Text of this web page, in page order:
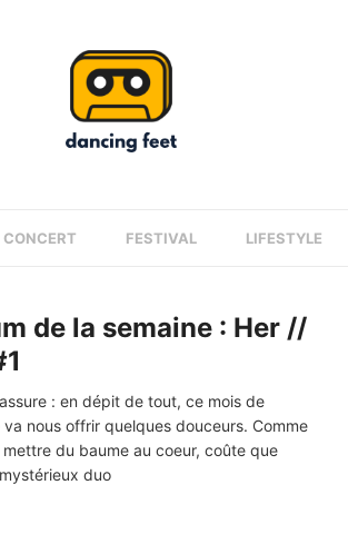
CONCERT FESTIVAL LIFESTYLE
de la semaine : Her //
: en dépit de tout, ce mois de
va nous offrir quelques douceurs. Comme
mettre du baume au coeur, coûte que
duo